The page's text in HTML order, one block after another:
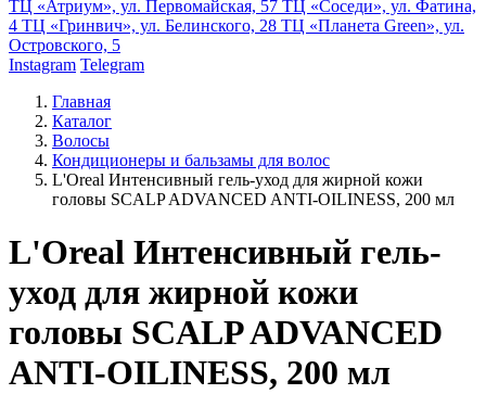
ТЦ «Атриум», ул. Первомайская, 57 ТЦ «Соседи», ул. Фатина,
4 ТЦ «Гринвич», ул. Белинского, 28 ТЦ «Планета Green», ул.
Островского, 5
Instagram Telegram
Главная
Каталог
Волосы
Кондиционеры и бальзамы для волос
L'Oreal Интенсивный гель-уход для жирной кожи
головы SCALP ADVANCED ANTI-OILINESS, 200 мл
L'Oreal Интенсивный гель-
уход для жирной кожи
головы SCALP ADVANCED
ANTI-OILINESS, 200 мл